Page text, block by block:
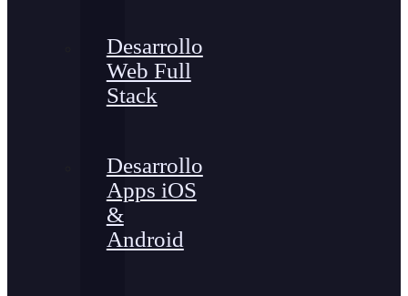
Desarrollo
Web Full
Stack
Desarrollo
Apps iOS
&
Android